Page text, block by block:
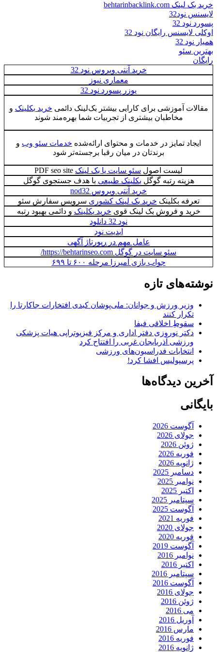
خرید بک لینک behtarinbacklink.com
لایسنس نود32
پسورد نود 32
اوکلی لایسنس رایگان نود 32
همیار نود 32
بهترین سئو
رایگان
خرید آنتی ویروس نود 32
معماری نیوز
يوزر پسورد نود 32
مقالات آموزشی برای کارایی بیشتر بک‌لینک دائمی خرید بکلینک و
مخاطبان بیشتری از تجربیات شما بهره‌مند شوند
ایجاد تمایز در خدمات و محتوای ارائه‌شده خدمات سئو وب و
برندتان در میان رقبا برجسته‌تر شود
لیست اصول سئو سایت یا بک لینک
هزینه رتبه گوگل بکلینک طبیعی با هدف جستجوی گوگل
خرید آنتی ویروس nod32
تعرفه بکلینک خرید بک لینک کشوری سرویس سفارش سئو
خرید و فروش بک لینک قوی خرید بکلینک و دائمی بهبود رتبه
نود 32 دانلود
ابدیت نود
عامل مهم در رپورتاژ آگهی
سئو سایت در گوگل https://behtarinseo.com/
جواب بازی آمیرزا مرحله ۶۰۰ تا ۶۹۹
نوشته‌های تازه
وزیر ورزش و جوانان: ملی‌پوشان کبدی افتخارات جاکارتا را
تکرار کنند
سقوطِ اخلاقی فیفا
دکتر نوروزی دفتر اداری و مرکز فیزیوتراپی هیات پزشکی
ورزشی آذربایجان غربی را افتتاح کرد
انتخابات فدراسیون‌های ورزشی
پرسپولیس افشا کرد!
آخرین دیدگاه‌ها
بایگانی
آگوست 2026
جولای 2026
ژوئن 2026
فوریه 2026
ژانویه 2026
دسامبر 2025
نوامبر 2025
اکتبر 2025
سپتامبر 2025
آگوست 2025
فوریه 2021
جولای 2020
فوریه 2020
آگوست 2019
نوامبر 2016
اکتبر 2016
سپتامبر 2016
آگوست 2016
جولای 2016
ژوئن 2016
می 2016
آوریل 2016
مارس 2016
فوریه 2016
ژانویه 2016